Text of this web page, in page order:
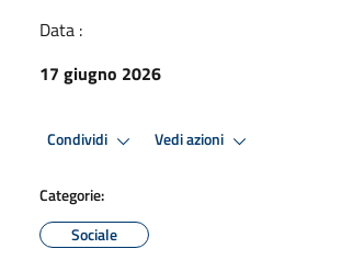
Data :
17 giugno 2026
Condividi Vedi azioni
Categorie:
Sociale